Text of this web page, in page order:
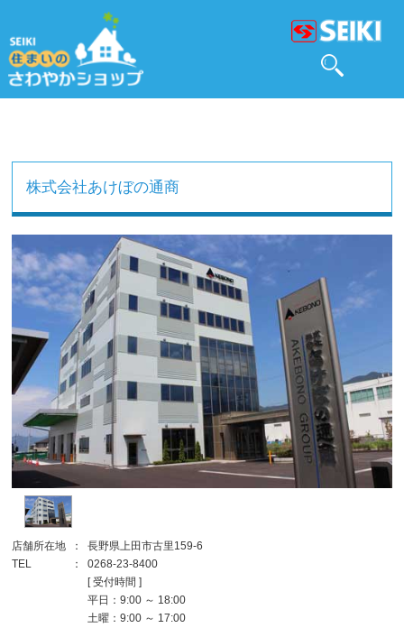
株式会社あけぼの通商
店舗所在地 ：
長野県上田市古里159-6
TEL
：
0268-23-8400
[ 受付時間 ]
平日：9:00 ～ 18:00
土曜：9:00 ～ 17:00